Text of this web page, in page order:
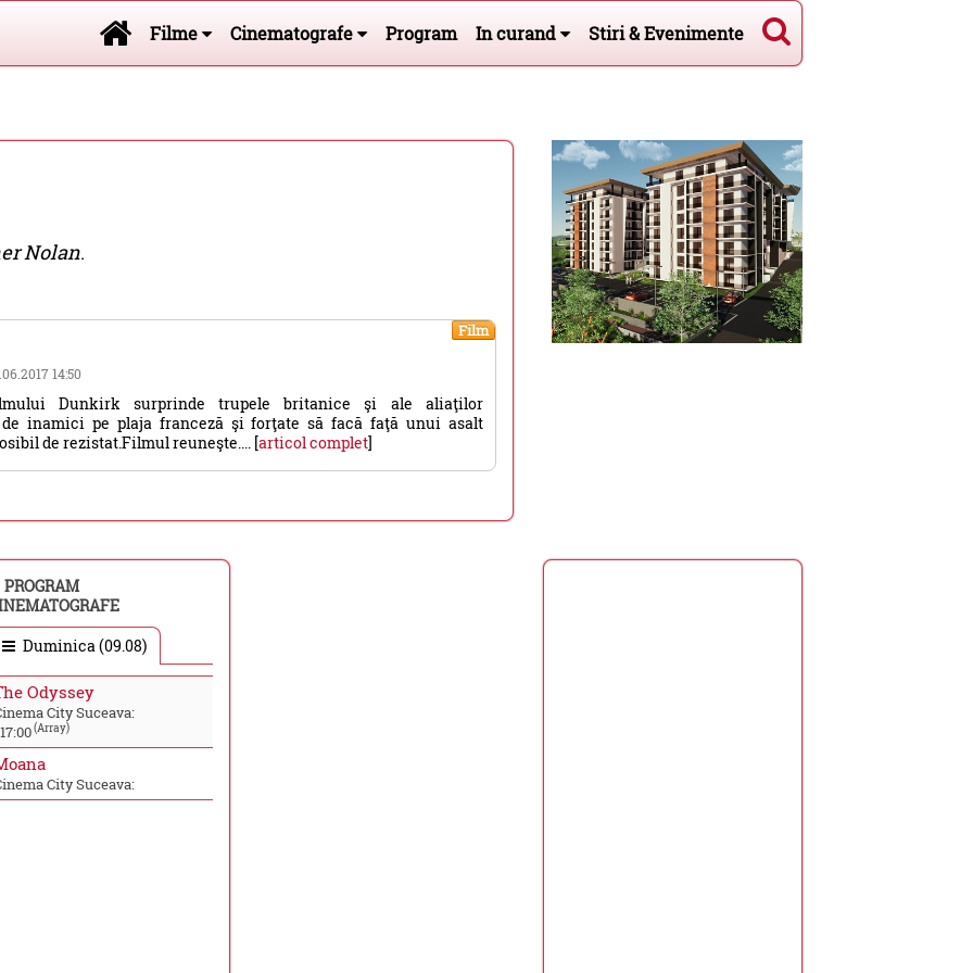
Filme Cinematografe Program In curand Stiri & Evenimente
Nolan.
Film
14:50
Dunkirk surprinde trupele britanice şi ale aliaţilor
inamici pe plaja franceză şi forţate să facă faţă unui asalt
de rezistat.Filmul reuneşte.... [articol complet]
PROGRAM
Duminica (09.08)
Odyssey
City Suceava:
17:00(Array)
City Suceava: